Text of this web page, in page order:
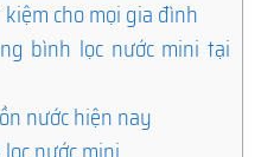
cho mọi gia đình
bình lọc nước mini tại
nước hiện nay